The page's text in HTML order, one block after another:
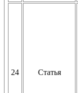
24 Статья